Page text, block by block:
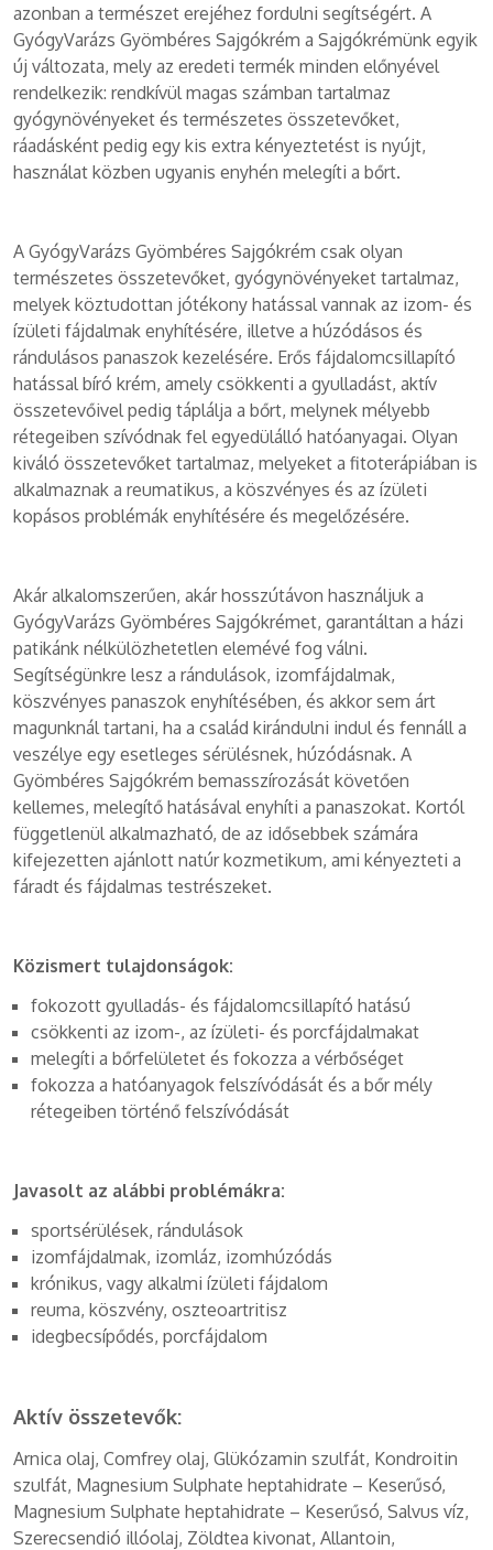
azonban a természet erejéhez fordulni segítségért. A
GyógyVarázs Gyömbéres Sajgókrém a Sajgókrémünk egyik
új változata, mely az eredeti termék minden előnyével
rendelkezik: rendkívül magas számban tartalmaz
gyógynövényeket és természetes összetevőket,
ráadásként pedig egy kis extra kényeztetést is nyújt,
használat közben ugyanis enyhén melegíti a bőrt.
A GyógyVarázs Gyömbéres Sajgókrém csak olyan
természetes összetevőket, gyógynövényeket tartalmaz,
melyek köztudottan jótékony hatással vannak az izom- és
ízületi fájdalmak enyhítésére, illetve a húzódásos és
rándulásos panaszok kezelésére. Erős fájdalomcsillapító
hatással bíró krém, amely csökkenti a gyulladást, aktív
összetevőivel pedig táplálja a bőrt, melynek mélyebb
rétegeiben szívódnak fel egyedülálló hatóanyagai. Olyan
kiváló összetevőket tartalmaz, melyeket a fitoterápiában is
alkalmaznak a reumatikus, a köszvényes és az ízületi
kopásos problémák enyhítésére és megelőzésére.
Akár alkalomszerűen, akár hosszútávon használjuk a
GyógyVarázs Gyömbéres Sajgókrémet, garantáltan a házi
patikánk nélkülözhetetlen elemévé fog válni.
Segítségünkre lesz a rándulások, izomfájdalmak,
köszvényes panaszok enyhítésében, és akkor sem árt
magunknál tartani, ha a család kirándulni indul és fennáll a
veszélye egy esetleges sérülésnek, húzódásnak. A
Gyömbéres Sajgókrém bemasszírozását követően
kellemes, melegítő hatásával enyhíti a panaszokat. Kortól
függetlenül alkalmazható, de az idősebbek számára
kifejezetten ajánlott natúr kozmetikum, ami kényezteti a
fáradt és fájdalmas testrészeket.
Közismert tulajdonságok:
fokozott gyulladás- és fájdalomcsillapító hatású
csökkenti az izom-, az ízületi- és porcfájdalmakat
melegíti a bőrfelületet és fokozza a vérbőséget
fokozza a hatóanyagok felszívódását és a bőr mély
rétegeiben történő felszívódását
Javasolt az alábbi problémákra:
sportsérülések, rándulások
izomfájdalmak, izomláz, izomhúzódás
krónikus, vagy alkalmi ízületi fájdalom
reuma, köszvény, oszteoartritisz
idegbecsípődés, porcfájdalom
Aktív összetevők:
Arnica olaj, Comfrey olaj, Glükózamin szulfát, Kondroitin
szulfát, Magnesium Sulphate heptahidrate – Keserűsó,
Magnesium Sulphate heptahidrate – Keserűsó, Salvus víz,
Szerecsendió illóolaj, Zöldtea kivonat, Allantoin,